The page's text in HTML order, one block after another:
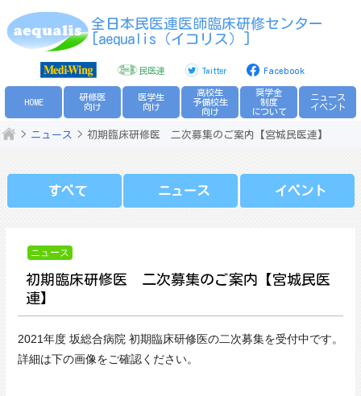
to
全日本民医連医師臨床研修センター
[aequalis（イコリス）]
民医連 Twitter Facebook
HOME
研修医
向け
医学生
向け
高校生
予備校生
向け
奨学金
制度
について
ニュース
イベント
ニュース 初期臨床研修医 二次募集のご案内【宮城民医連】
すべて ニュース イベント
ニュース
初期臨床研修医 二次募集のご案内【宮城民医
連】
2021年度 坂総合病院 初期臨床研修医の二次募集を受付中です。
詳細は下の画像をご確認ください。